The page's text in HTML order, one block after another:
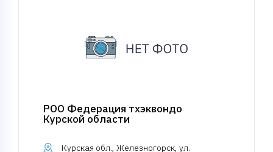
РОО Федерация тхэквондо
Курской области
Курская обл., Железногорск, ул.